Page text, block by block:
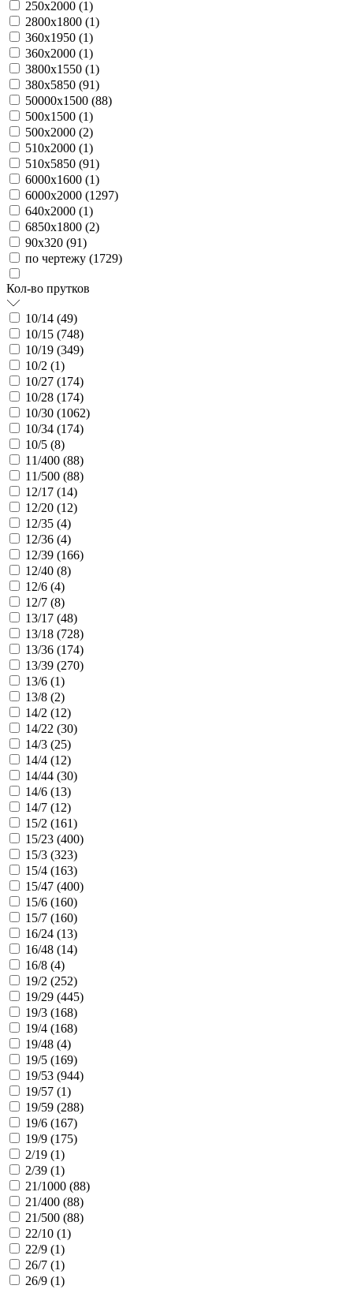
250х2000 (1)
2800х1800 (1)
360х1950 (1)
360х2000 (1)
3800х1550 (1)
380х5850 (91)
50000х1500 (88)
500х1500 (1)
500х2000 (2)
510х2000 (1)
510х5850 (91)
6000х1600 (1)
6000х2000 (1297)
640х2000 (1)
6850х1800 (2)
90х320 (91)
по чертежу (1729)
Кол-во прутков
10/14 (49)
10/15 (748)
10/19 (349)
10/2 (1)
10/27 (174)
10/28 (174)
10/30 (1062)
10/34 (174)
10/5 (8)
11/400 (88)
11/500 (88)
12/17 (14)
12/20 (12)
12/35 (4)
12/36 (4)
12/39 (166)
12/40 (8)
12/6 (4)
12/7 (8)
13/17 (48)
13/18 (728)
13/36 (174)
13/39 (270)
13/6 (1)
13/8 (2)
14/2 (12)
14/22 (30)
14/3 (25)
14/4 (12)
14/44 (30)
14/6 (13)
14/7 (12)
15/2 (161)
15/23 (400)
15/3 (323)
15/4 (163)
15/47 (400)
15/6 (160)
15/7 (160)
16/24 (13)
16/48 (14)
16/8 (4)
19/2 (252)
19/29 (445)
19/3 (168)
19/4 (168)
19/48 (4)
19/5 (169)
19/53 (944)
19/57 (1)
19/59 (288)
19/6 (167)
19/9 (175)
2/19 (1)
2/39 (1)
21/1000 (88)
21/400 (88)
21/500 (88)
22/10 (1)
22/9 (1)
26/7 (1)
26/9 (1)